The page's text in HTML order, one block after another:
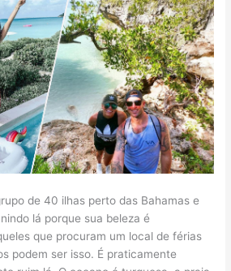
de 40 ilhas perto das Bahamas e
lá porque sua beleza é
que procuram um local de férias
podem ser isso. É praticamente